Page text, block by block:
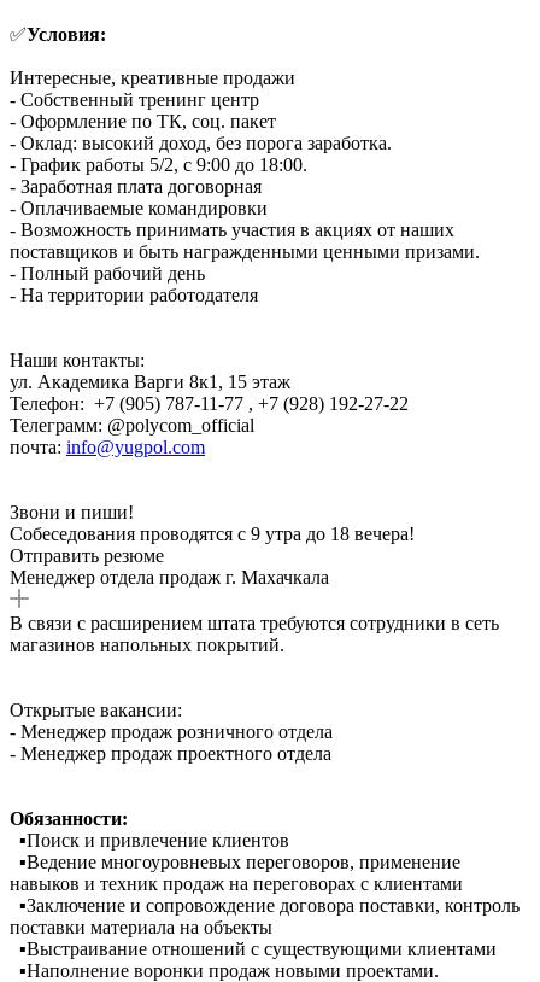
✅Условия:
Интересные, креативные продажи
- Собственный тренинг центр
- Оформление по ТК, соц. пакет
- Оклад: высокий доход, без порога заработка.
- График работы 5/2, с 9:00 до 18:00.
- Заработная плата договорная
- Оплачиваемые командировки
- Возможность принимать участия в акциях от наших
поставщиков и быть награжденными ценными призами.
- Полный рабочий день
- На территории работодателя
Наши контакты:
ул. Академика Варги 8к1, 15 этаж
Телефон: +7 (905) 787-11-77 , +7 (928) 192-27-22
Телеграмм: @polycom_official
почта: info@yugpol.com
Звони и пиши!
Собеседования проводятся с 9 утра до 18 вечера!
Отправить резюме
Менеджер отдела продаж г. Махачкала
В связи с расширением штата требуются сотрудники в сеть
магазинов напольных покрытий.
Открытые вакансии:
- Менеджер продаж розничного отдела
- Менеджер продаж проектного отдела
Обязанности:
▪️Поиск и привлечение клиентов
▪️Ведение многоуровневых переговоров, применение
навыков и техник продаж на переговорах с клиентами
▪️Заключение и сопровождение договора поставки, контроль
поставки материала на объекты
▪️Выстраивание отношений с существующими клиентами
▪️Наполнение воронки продаж новыми проектами.